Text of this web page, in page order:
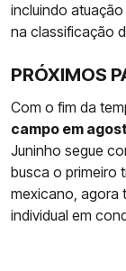
incluindo
na classificação
PRÓXIMOS
Com o fim da
campo em
Juninho segue
busca o primeiro
mexicano, agora
individual em